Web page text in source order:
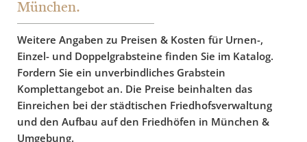
München.
Weitere Angaben zu Preisen & Kosten für Urnen-,
Einzel- und Doppelgrabsteine finden Sie im Katalog.
Fordern Sie ein unverbindliches Grabstein
Komplettangebot an. Die Preise beinhalten das
Einreichen bei der städtischen Friedhofsverwaltung
und den Aufbau auf den Friedhöfen in München &
Umgebung.